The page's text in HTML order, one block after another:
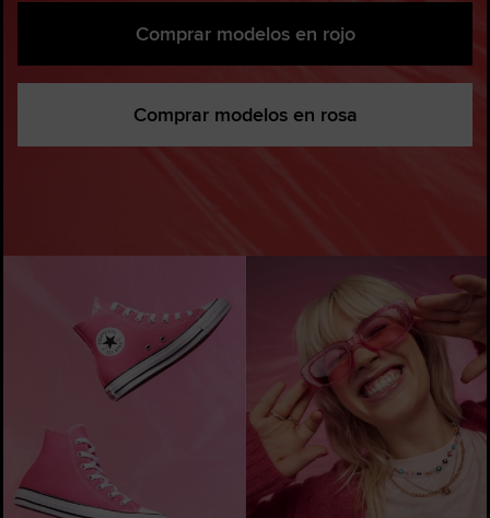
Comprar modelos en rojo
Comprar modelos en rosa